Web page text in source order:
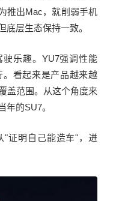
推出Mac，就削弱手机
底层生态保持一致。
乐趣。 YU7强调性能
看起来是产品越来越
盖范围。从这个角度来
年的SU7。
"证明自己能造车"，进